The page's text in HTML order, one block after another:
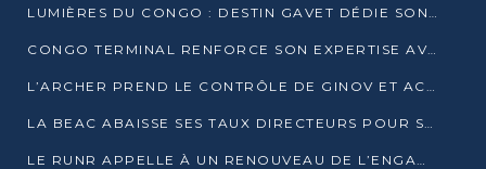
LUMIÈRES DU CONGO : DESTIN GAVET DÉDIE SON PRIX À L’UNITÉ NATIONALE ET À LA JEUNESSE
CONGO TERMINAL RENFORCE SON EXPERTISE AVEC NEUF NOUVEAUX FORMATEURS EN ENGINS PORTUAIRES
L’ARCHER PREND LE CONTRÔLE DE GINOV ET ACCÉLÈRE SON VIRAGE NUMÉRIQUE
LA BEAC ABAISSE SES TAUX DIRECTEURS POUR SOUTENIR LA CROISSANCE EN ZONE CEMAC
LE RUNR APPELLE À UN RENOUVEAU DE L’ENGAGEMENT MILITANT